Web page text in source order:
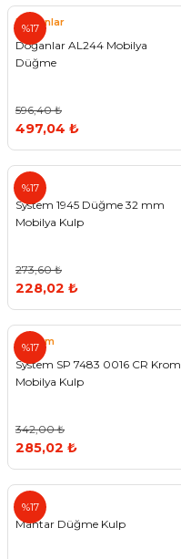
%17
Doğanlar
Doğanlar AL244 Mobilya
Düğme
596,40 ₺
497,04 ₺
%17
System 1945 Düğme 32 mm
Mobilya Kulp
273,60 ₺
228,02 ₺
%17
System
System SP 7483 0016 CR Krom
Mobilya Kulp
342,00 ₺
285,02 ₺
%17
Mantar Düğme Kulp